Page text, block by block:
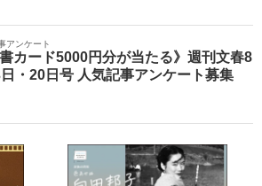
アンケート
書カード5000円分が当たる》週刊文春8
・20日号 人気記事アンケート募集